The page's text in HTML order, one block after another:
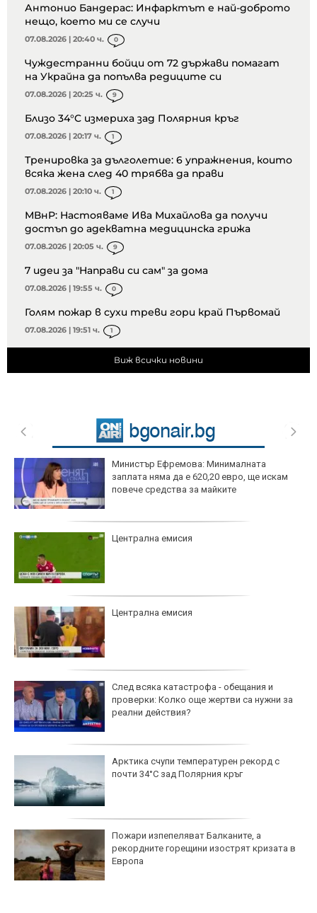
Антонио Бандерас: Инфарктът е най-доброто
нещо, което ми се случи
07.08.2026 | 20:40 ч. 0
Чуждестранни бойци от 72 държави помагат
на Украйна да попълва редиците си
07.08.2026 | 20:25 ч. 9
Близо 34°C измериха зад Полярния кръг
07.08.2026 | 20:17 ч. 1
Тренировка за дълголетие: 6 упражнения, които
всяка жена след 40 трябва да прави
07.08.2026 | 20:10 ч. 1
МВнР: Настояваме Ива Михайлова да получи
достъп до адекватна медицинска грижа
07.08.2026 | 20:05 ч. 9
7 идеи за "Направи си сам" за дома
07.08.2026 | 19:55 ч. 0
Голям пожар в сухи треви гори край Първомай
07.08.2026 | 19:51 ч. 1
Виж всички новини
Министър Ефремова: Минималната
заплата няма да е 620,20 евро, ще искам
повече средства за майките
Централна емисия
Централна емисия
След всяка катастрофа - обещания и
проверки: Колко още жертви са нужни за
реални действия?
Арктика счупи температурен рекорд с
почти 34°C зад Полярния кръг
Пожари изпепеляват Балканите, а
рекордните горещини изострят кризата в
Европа